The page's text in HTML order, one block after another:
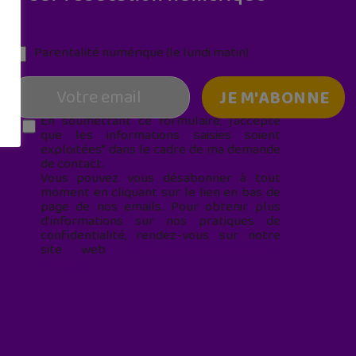
Parentalité numérique (le lundi matin)
En soumettant ce formulaire, j’accepte
que les informations saisies soient
exploitées* dans le cadre de ma demande
de contact.
Vous pouvez vous désabonner à tout
moment en cliquant sur le lien en bas de
page de nos emails. Pour obtenir plus
d'informations sur nos pratiques de
confidentialité, rendez-vous sur notre
site web